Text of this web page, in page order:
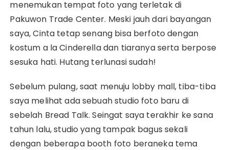
menemukan tempat foto yang terletak di
Pakuwon Trade Center. Meski jauh dari bayangan
saya, Cinta tetap senang bisa berfoto dengan
kostum a la Cinderella dan tiaranya serta berpose
sesuka hati. Hutang terlunasi sudah!
Sebelum pulang, saat menuju lobby mall, tiba-tiba
saya melihat ada sebuah studio foto baru di
sebelah Bread Talk. Seingat saya terakhir ke sana
tahun lalu, studio yang tampak bagus sekali
dengan beberapa booth foto beraneka tema